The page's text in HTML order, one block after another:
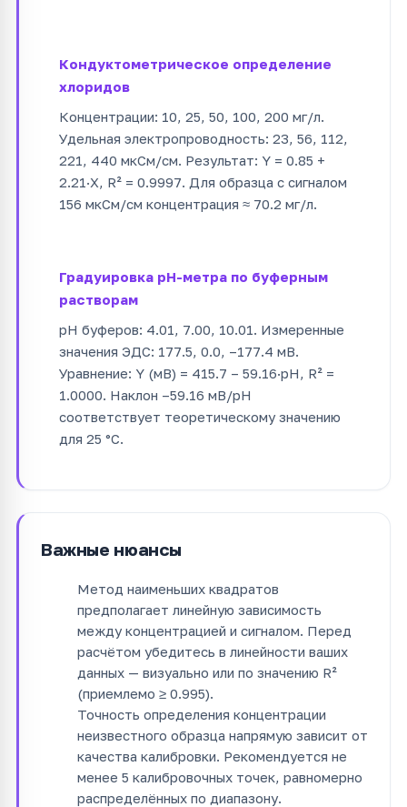
Кондуктометрическое определение
хлоридов
Концентрации: 10, 25, 50, 100, 200 мг/л.
Удельная электропроводность: 23, 56, 112,
221, 440 мкСм/см. Результат: Y = 0.85 +
2.21·X, R² = 0.9997. Для образца с сигналом
156 мкСм/см концентрация ≈ 70.2 мг/л.
Градуировка pH-метра по буферным
растворам
pH буферов: 4.01, 7.00, 10.01. Измеренные
значения ЭДС: 177.5, 0.0, –177.4 мВ.
Уравнение: Y (мВ) = 415.7 – 59.16·pH, R² =
1.0000. Наклон –59.16 мВ/pH
соответствует теоретическому значению
для 25 °C.
Важные нюансы
Метод наименьших квадратов
предполагает линейную зависимость
между концентрацией и сигналом. Перед
расчётом убедитесь в линейности ваших
данных — визуально или по значению R²
(приемлемо ≥ 0.995).
Точность определения концентрации
неизвестного образца напрямую зависит от
качества калибровки. Рекомендуется не
менее 5 калибровочных точек, равномерно
распределённых по диапазону.